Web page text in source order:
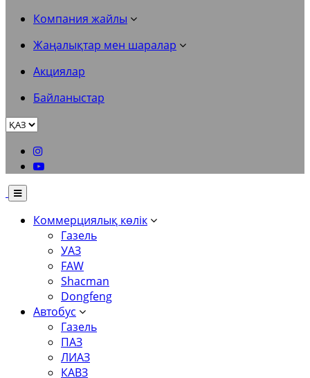
Компания жайлы
Жаңалықтар мен шаралар
Акциялар
Байланыстар
Коммерциялық көлік
Газель
УАЗ
FAW
Shacman
Dongfeng
Автобус
Газель
ПАЗ
ЛИАЗ
КАВЗ